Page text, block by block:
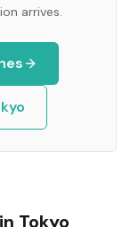
arrives.
in Tokyo